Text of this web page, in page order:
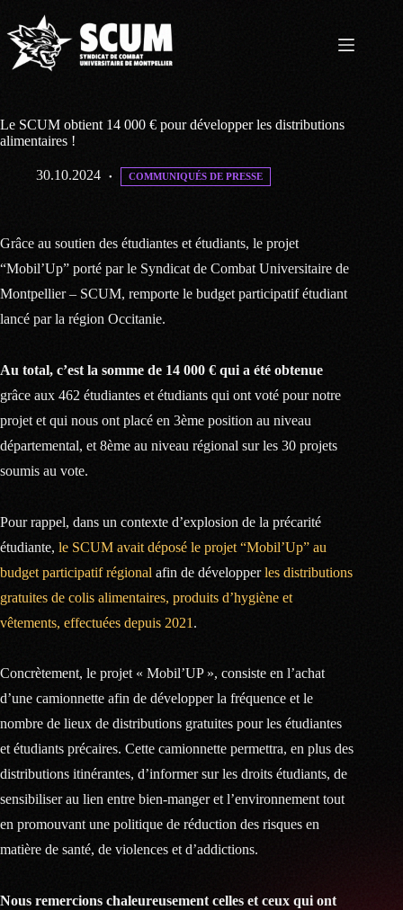
contenu
Le SCUM obtient 14 000 € pour développer les distributions
alimentaires !
30.10.2024 COMMUNIQUÉS DE PRESSE
Grâce au soutien des étudiantes et étudiants, le projet
“Mobil’Up” porté par le Syndicat de Combat Universitaire de
Montpellier – SCUM, remporte le budget participatif étudiant
lancé par la région Occitanie.
Au total, c’est la somme de 14 000 € qui a été obtenue
grâce aux 462 étudiantes et étudiants qui ont voté pour notre
projet et qui nous ont placé en 3ème position au niveau
départemental, et 8ème au niveau régional sur les 30 projets
soumis au vote.
Pour rappel, dans un contexte d’explosion de la précarité
étudiante, le SCUM avait déposé le projet “Mobil’Up” au
budget participatif régional afin de développerles distributions
gratuites de colis alimentaires, produits d’hygiène et
vêtements, effectuées depuis 2021 .
Concrètement, le projet « Mobil’UP », consiste en l’achat
d’une camionnette afin de développer la fréquence et le
nombre de lieux de distributions gratuites pour les étudiantes
et étudiants précaires. Cette camionnette permettra, en plus des
distributions itinérantes, d’informer sur les droits étudiants, de
sensibiliser au lien entre bien-manger et l’environnement tout
en promouvant une politique de réduction des risques en
matière de santé, de violences et d’addictions.
Nous remercions chaleureusement celles et ceux qui ont